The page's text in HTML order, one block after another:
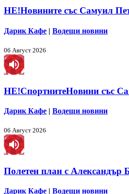
НЕ!Новините със Самуил
Дарик Кафе | Водещи новини
06 Август 2026
НЕ!СпортнитеНовини със
Дарик Кафе | Водещи новини
06 Август 2026
Полетен план с Александър
Дарик Кафе | Водещи новини